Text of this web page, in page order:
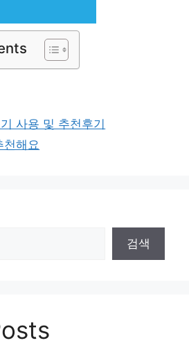
사용 및 추천후기
천해요
검색